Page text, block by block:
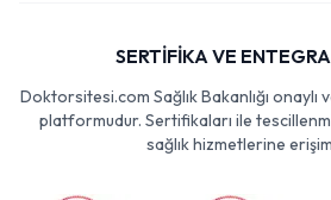
SERTİFİKA VE
Doktorsitesi.com Sağlık Bakanlığı onaylı
platformudur. Sertifikaları ile
sağlık hizmetlerine